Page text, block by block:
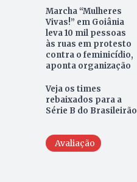
Marcha “Mulheres
Vivas!” em Goiânia
leva 10 mil pessoas
às ruas em protesto
contra o feminicídio,
aponta organização
Veja os times
rebaixados para a
Série B do Brasileirão
Avaliação